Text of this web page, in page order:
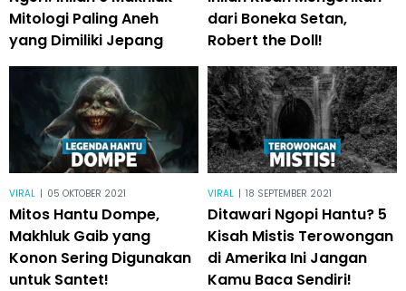
Mitologi Paling Aneh
yang Dimiliki Jepang
dari Boneka Setan,
Robert the Doll!
VIRAL | 05 OKTOBER 2021
Mitos Hantu Dompe,
Makhluk Gaib yang
Konon Sering Digunakan
untuk Santet!
VIRAL | 18 SEPTEMBER 2021
Ditawari Ngopi Hantu? 5
Kisah Mistis Terowongan
di Amerika Ini Jangan
Kamu Baca Sendiri!